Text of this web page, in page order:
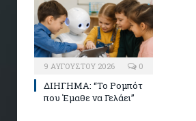
9 ΑΥΓΟΎΣΤΟΥ 2026 0
ΔΙΗΓΗΜΑ: “Το Ρομπότ
που Έμαθε να Γελάει”